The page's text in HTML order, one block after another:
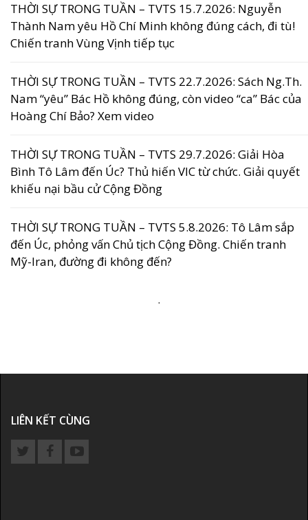
THỜI SỰ TRONG TUẦN – TVTS 15.7.2026: Nguyễn
Thành Nam yêu Hồ Chí Minh không đúng cách, đi tù!
Chiến tranh Vùng Vịnh tiếp tục
THỜI SỰ TRONG TUẦN – TVTS 22.7.2026: Sách Ng.Th.
Nam “yêu” Bác Hồ không đúng, còn video “ca” Bác của
Hoàng Chí Bảo? Xem video
THỜI SỰ TRONG TUẦN – TVTS 29.7.2026: Giải Hòa
Bình Tô Lâm đến Úc? Thủ hiến VIC từ chức. Giải quyết
khiếu nại bầu cử Cộng Đồng
THỜI SỰ TRONG TUẦN – TVTS 5.8.2026: Tô Lâm sắp
đến Úc, phỏng vấn Chủ tịch Cộng Đồng. Chiến tranh
Mỹ-Iran, đường đi không đến?
.
LIÊN KẾT CÙNG